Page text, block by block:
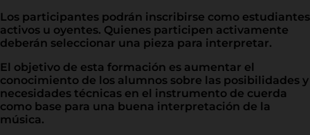
Los participantes podrán inscribirse como estudiantes
activos u oyentes. Quienes participen activamente
deberán seleccionar una pieza para interpretar.
El objetivo de esta formación es aumentar el
conocimiento de los alumnos sobre las posibilidades y
necesidades técnicas en el instrumento de cuerda
como base para una buena interpretación de la
música.